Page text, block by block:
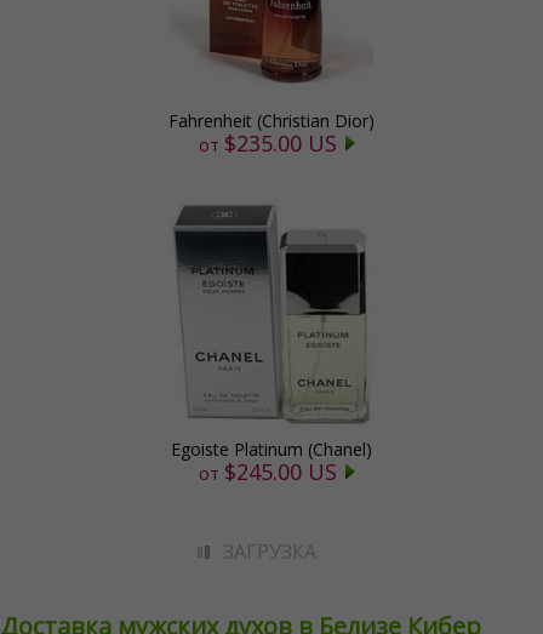
Fahrenheit (Christian Dior)
от $235.00 US
Egoiste Platinum (Chanel)
от $245.00 US
ЗАГРУЗКА
Доставка мужских духов в Белизе Кибер